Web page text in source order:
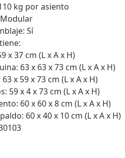
kg por asiento
Sí
x 37 cm (L x A x H)
63 x 63 x 73 cm (L x A x H)
x 59 x 73 cm (L x A x H)
59 x 4 x 73 cm (L x A x H)
60 x 60 x 8 cm (L x A x H)
60 x 40 x 10 cm (L x A x H)